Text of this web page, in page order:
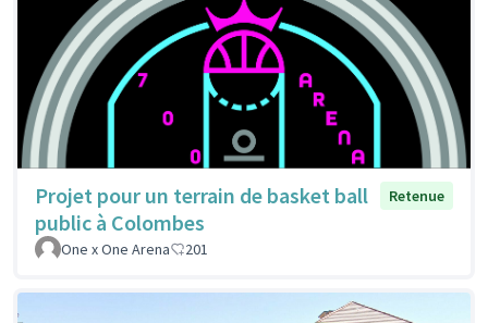
Projet pour un terrain de basket ball
public à Colombes
Retenue
One x One Arena 201